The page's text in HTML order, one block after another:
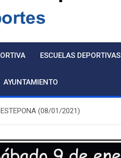
ESCUELAS DEPORTIVAS
AYUNTAMIENTO
(08/01/2021)